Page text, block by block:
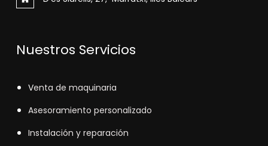
Nuestros Servicios
Venta de maquinaria
Asesoramiento personalizado
Instalación y reparación